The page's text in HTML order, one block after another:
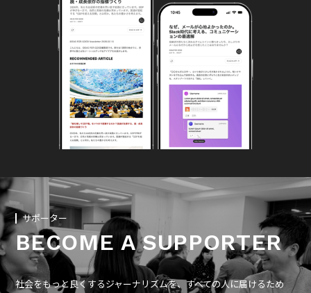
サポーター
BECOME A SUPPORTER
社会をもっと良くするジャーナリズムを、すべての人に届けるため